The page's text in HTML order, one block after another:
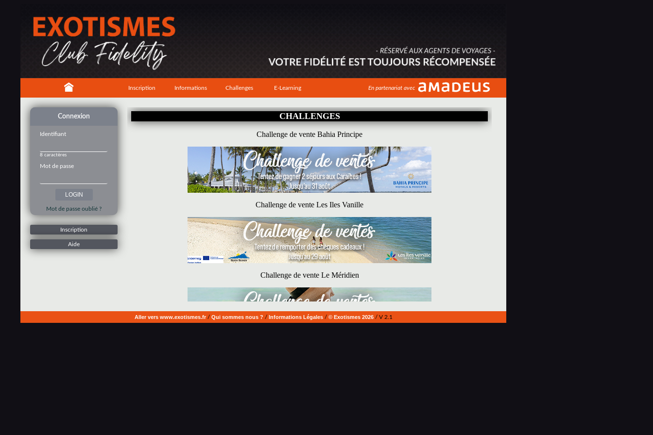
Inscription Informations Challenges E-Learning En partenariat avec
Connexion
Identifiant
8 caractères
Mot de passe
Mot de passe oublié ?
Inscription
Aide
Aller vers www.exotismes.fr/ Qui sommes nous ? / Informations Légales/ © Exotismes 2026/ V 2.1